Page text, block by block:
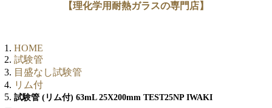
【理化学用耐熱ガラスの専門店】
HOME
試験管
目盛なし試験管
リム付
試験管 (リム付) 63mL 25X200mm TEST25NP IWAKI